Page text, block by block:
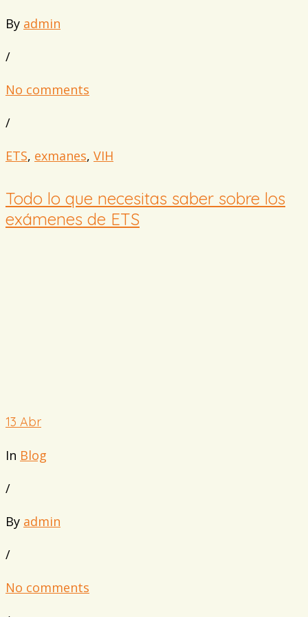
By admin
/
No comments
/
ETS, exmanes, VIH
Todo lo que necesitas saber sobre los
exámenes de ETS
13 Abr
In Blog
/
By admin
/
No comments